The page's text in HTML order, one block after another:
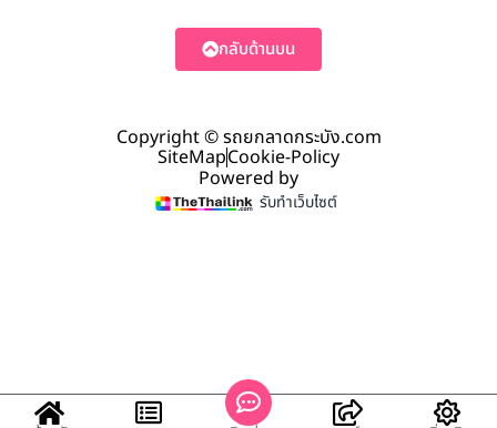
Copyright © รถยกลาดกระบัง.com
SiteMapCookie-Policy
Powered by
รับทำเว็บไซต์
กลับด้านบน